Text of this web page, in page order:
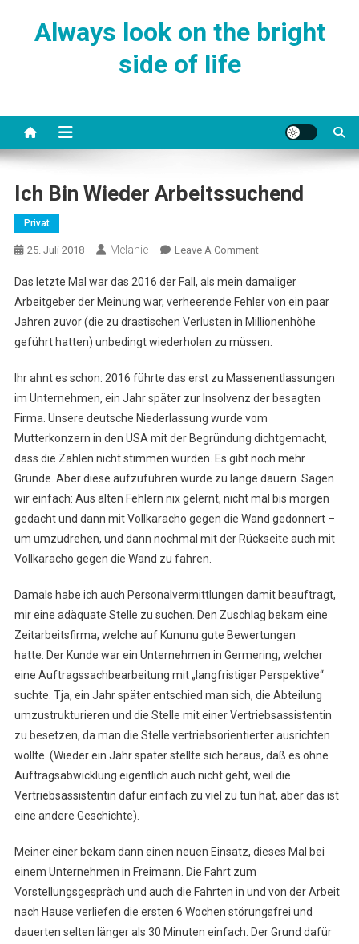
Always look on the bright
side of life
Ich Bin Wieder Arbeitssuchend
Privat
25. Juli 2018 Melanie Leave A CommentOn
Bin
Wieder
Arbeitssuchend
Das letzte Mal war das 2016 der Fall, als mein damaliger
Arbeitgeber der Meinung war, verheerende Fehler von ein paar
Jahren zuvor (die zu drastischen Verlusten in Millionenhöhe
geführt hatten) unbedingt wiederholen zu müssen.
Ihr ahnt es schon: 2016 führte das erst zu Massenentlassungen
im Unternehmen, ein Jahr später zur Insolvenz der besagten
Firma. Unsere deutsche Niederlassung wurde vom
Mutterkonzern in den USA mit der Begründung dichtgemacht,
dass die Zahlen nicht stimmen würden. Es gibt noch mehr
Gründe. Aber diese aufzuführen würde zu lange dauern. Sagen
wir einfach: Aus alten Fehlern nix gelernt, nicht mal bis morgen
gedacht und dann mit Vollkaracho gegen die Wand gedonnert –
um umzudrehen, und dann nochmal mit der Rückseite auch mit
Vollkaracho gegen die Wand zu fahren.
Damals habe ich auch Personalvermittlungen damit beauftragt,
mir eine adäquate Stelle zu suchen. Den Zuschlag bekam eine
Zeitarbeitsfirma, welche auf Kununu gute Bewertungen
hatte. Der Kunde war ein Unternehmen in Germering, welcher
eine Auftragssachbearbeitung mit „langfristiger Perspektive“
suchte. Tja, ein Jahr später entschied man sich, die Abteilung
umzustrukturieren und die Stelle mit einer Vertriebsassistentin
zu besetzen, da man die Stelle vertriebsorientierter ausrichten
wollte. (Wieder ein Jahr später stellte sich heraus, daß es ohne
Auftragsabwicklung eigentlich auch nicht geht, weil die
Vertriebsassistentin dafür einfach zu viel zu tun hat, aber das ist
eine andere Geschichte).
Meiner einer bekam dann einen neuen Einsatz, dieses Mal bei
einem Unternehmen in Freimann. Die Fahrt zum
Vorstellungsgespräch und auch die Fahrten in und von der Arbeit
nach Hause verliefen die ersten 6 Wochen störungsfrei und
dauerten selten länger als 30 Minuten einfach. Der Grund dafür